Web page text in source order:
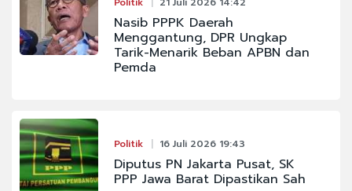
Nasib PPPK Daerah
Menggantung, DPR Ungkap
Tarik-Menarik Beban APBN dan
Pemda
Politik 16 Juli 2026 19:43
Diputus PN Jakarta Pusat, SK
PPP Jawa Barat Dipastikan Sah